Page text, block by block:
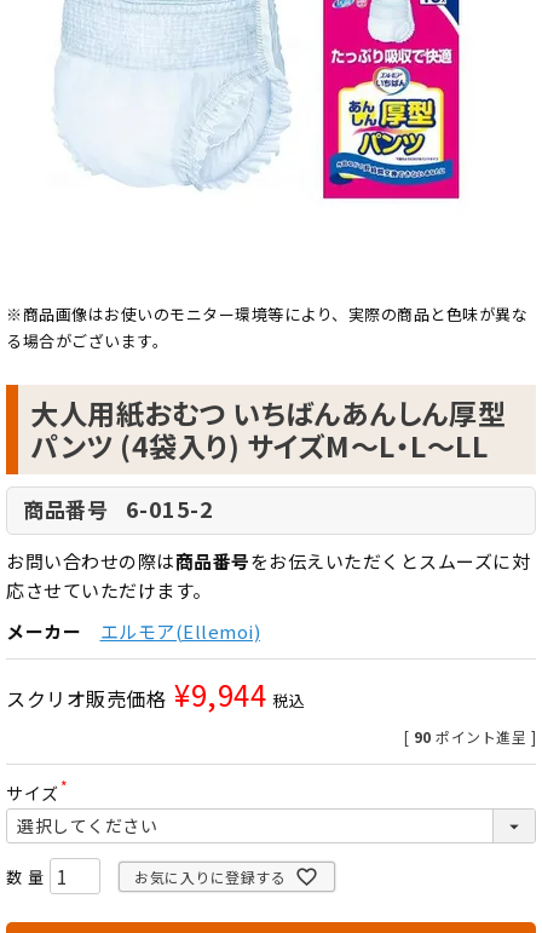
※商品画像はお使いのモニター環境等により、実際の商品と色味が異な
る場合がございます。
大人用紙おむつ いちばんあんしん厚型
パンツ (4袋入り) サイズM～L・L～LL
商品番号 6-015-2
お問い合わせの際は商品番号をお伝えいただくとスムーズに対
応させていただけます。
メーカー
エルモア(Ellemoi)
スクリオ販売価格 ¥9,944 税込
[ 90 ポイント進呈 ]
サイズ
(
必
須
)
お気に入りに登録する